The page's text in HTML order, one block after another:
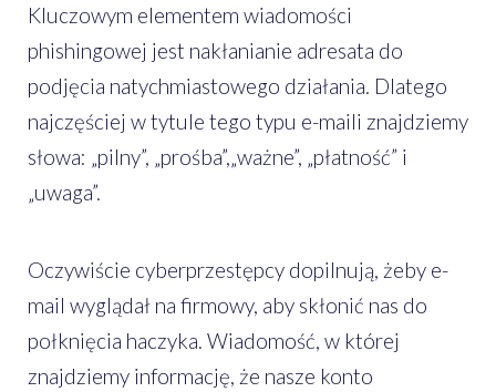
Kluczowym elementem wiadomości
phishingowej jest nakłanianie adresata do
podjęcia natychmiastowego działania. Dlatego
najczęściej w tytule tego typu e-maili znajdziemy
słowa: „pilny”, „prośba”,„ważne”, „płatność” i
„uwaga”.
Oczywiście cyberprzestępcy dopilnują, żeby e-
mail wyglądał na firmowy, aby skłonić nas do
połknięcia haczyka. Wiadomość, w której
znajdziemy informację, że nasze konto